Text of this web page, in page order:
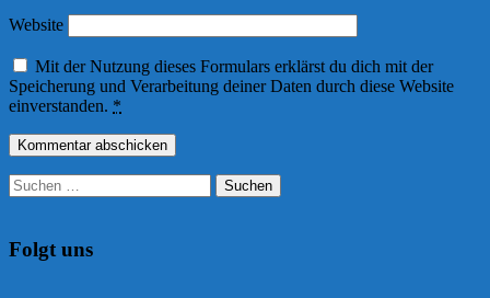
Website
Mit der Nutzung dieses Formulars erklärst du dich mit der
Speicherung und Verarbeitung deiner Daten durch diese Website
einverstanden. *
Suchen
nach:
Folgt uns